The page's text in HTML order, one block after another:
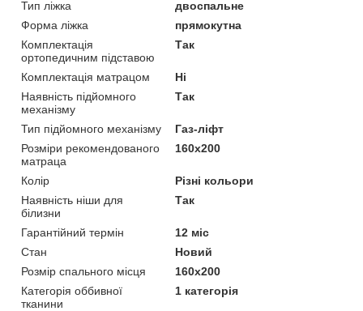
Тип ліжка
двоспальне
Форма ліжка
прямокутна
Комплектація
ортопедичним підставою
Так
Комплектація матрацом
Ні
Наявність підйомного
механізму
Так
Тип підйомного механізму
Газ-ліфт
Розміри рекомендованого
матраца
160х200
Колір
Різні кольори
Наявність ніши для
білизни
Так
Гарантійний термін
12 міс
Стан
Новий
Розмір спального місця
160х200
Категорія оббивної
тканини
1 категорія